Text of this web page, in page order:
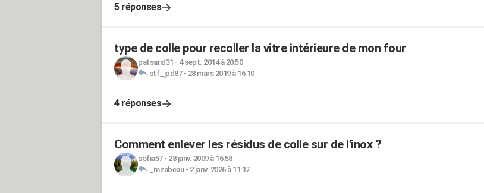
5 réponses
type de colle pour recoller la vitre intérieure de mon four
patsand31 - 4 sept. 2014 à 20:50
stf_jpd87- 28 mars 2019 à 16:10
4 réponses
Comment enlever les résidus de colle sur de l'inox ?
sofia57- 28 janv. 2009 à 16:58
_mirabeau- 2 janv. 2026 à 11:17